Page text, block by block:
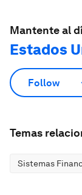
Mantente al
Estados
Follow
Temas
Sistemas